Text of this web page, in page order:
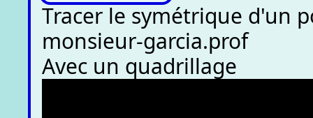
Tracer le symétrique d'un
monsieur-garcia.prof
Avec un quadrillage